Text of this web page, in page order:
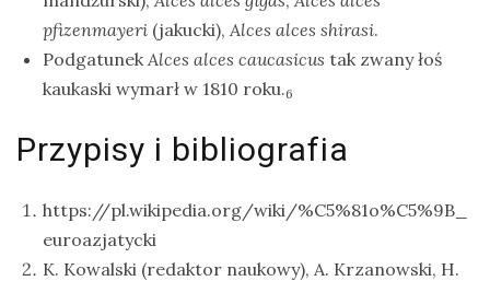
pfizenmayeri (jakucki), Alces alces shirasi.
Podgatunek Alces alces caucasicus tak zwany łoś
kaukaski wymarł w 1810 roku.6
Przypisy i bibliografia
https://pl.wikipedia.org/wiki/%C5%81o%C5%9B_
euroazjatycki
K. Kowalski (redaktor naukowy), A. Krzanowski, H.